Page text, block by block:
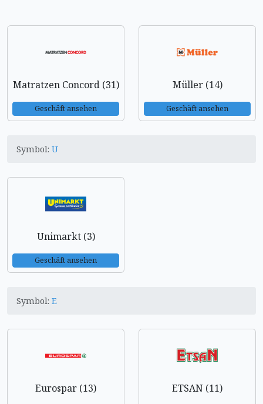
Matratzen Concord (31)
Geschäft ansehen
Müller (14)
Geschäft ansehen
Symbol: U
Unimarkt (3)
Geschäft ansehen
Symbol: E
Eurospar (13) ETSAN (11)